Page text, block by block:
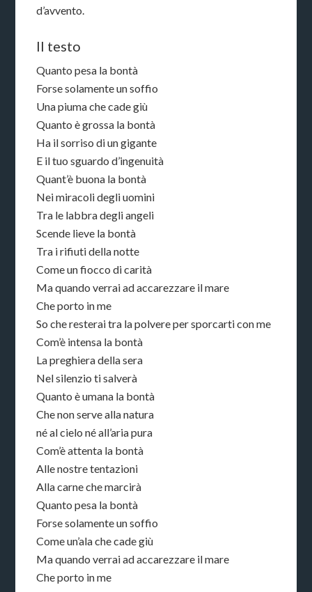
d’avvento.
Il testo
Quanto pesa la bontà
Forse solamente un soffio
Una piuma che cade giù
Quanto è grossa la bontà
Ha il sorriso di un gigante
E il tuo sguardo d’ingenuità
Quant’è buona la bontà
Nei miracoli degli uomini
Tra le labbra degli angeli
Scende lieve la bontà
Tra i rifiuti della notte
Come un fiocco di carità
Ma quando verrai ad accarezzare il mare
Che porto in me
So che resterai tra la polvere per sporcarti con me
Com’è intensa la bontà
La preghiera della sera
Nel silenzio ti salverà
Quanto è umana la bontà
Che non serve alla natura
né al cielo né all’aria pura
Com’è attenta la bontà
Alle nostre tentazioni
Alla carne che marcirà
Quanto pesa la bontà
Forse solamente un soffio
Come un’ala che cade giù
Ma quando verrai ad accarezzare il mare
Che porto in me